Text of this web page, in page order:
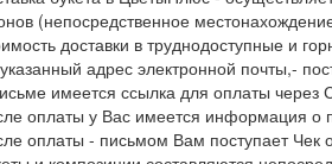
(непосредственное
доставки в труднодоступные и
адрес электронной почты,-
имеется ссылка для оплаты
оплаты у Вас имеется информация о
оплаты - письмом Вам поступает Чек